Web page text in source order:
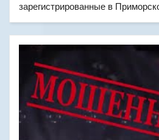
зарегистрированные в